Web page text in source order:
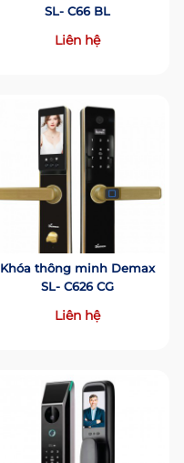
SL- C66 BL
Liên hệ
Khóa thông minh Demax
SL- C626 CG
Liên hệ